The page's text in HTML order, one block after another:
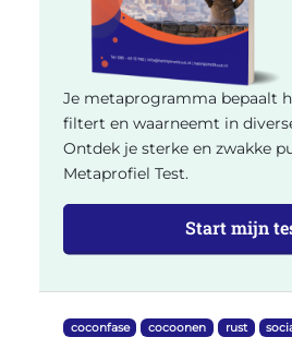
Je metaprogramma bepaalt
filtert en waarneemt in
Ontdek je sterke en zwakke
Metaprofiel Test.
Start mijn
coconfase cocoonen rust